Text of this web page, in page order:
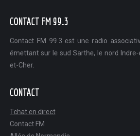
CONTACT FM 99.3
Contact FM 99.3 est une radio
émettant sur le sud Sarthe, le nord Indre-
et-Cher.
CONTACT
Tchat en direct
Contact FM